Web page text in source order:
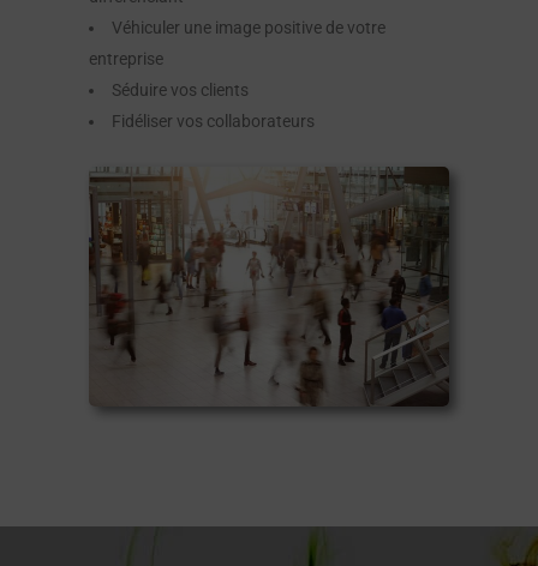
Véhiculer une image positive de votre
entreprise
Séduire vos clients
Fidéliser vos collaborateurs